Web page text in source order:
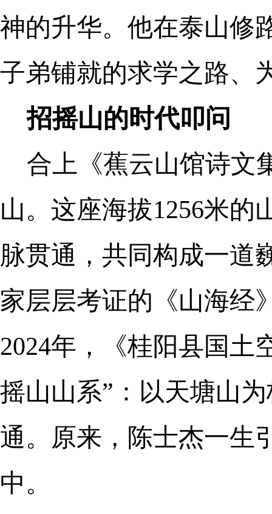
神的升华。他在泰山修
子弟铺就的求学之路、
招摇山的时代叩问
合上《蕉云山馆诗
山。这座海拔1256米的
脉贯通，共同构成一道
家层层考证的《山海
2024年，《桂阳县国土
摇山山系”：以天塘山
通。原来，陈士杰一生
中。